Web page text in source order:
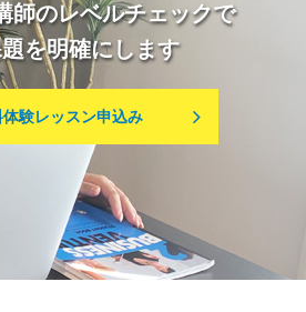
師のレベルチェックで
を明確にします
体験レッスン申込み